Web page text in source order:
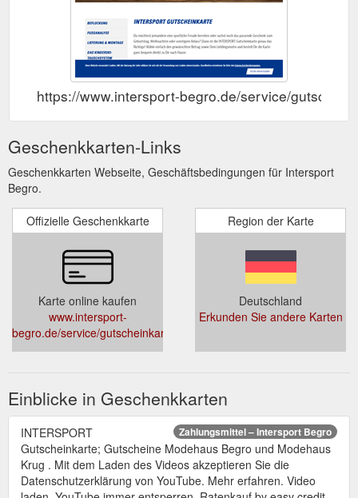
https://www.intersport-begro.de/service/
Geschenkkarten-Links
Geschenkkarten Webseite, Geschäftsbedingungen für Intersport
Begro.
Offizielle Geschenkkarte
Karte online kaufen
www.intersport-
begro.de/service/gutscheinkarte.html
Region der Karte
Deutschland
Erkunden Sie andere Karten
Einblicke in Geschenkkarten
Zahlungsmittel – Intersport Begro
INTERSPORT
Gutscheinkarte; Gutscheine Modehaus Begro und Modehaus
Krug . Mit dem Laden des Videos akzeptieren Sie die
Datenschutzerklärung von YouTube. Mehr erfahren. Video